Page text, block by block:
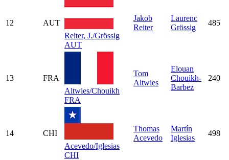
12
AUT
Reiter, J./Grössig
AUT
Jakob
Reiter
Laurenc
Grössig
485
13
FRA
Altwies/Chouikh
FRA
Tom
Altwies
Elouan
Chouikh-
Barbez
240
14
CHI
Acevedo/Iglesias
CHI
Thomas
Acevedo
Martín
Iglesias
498